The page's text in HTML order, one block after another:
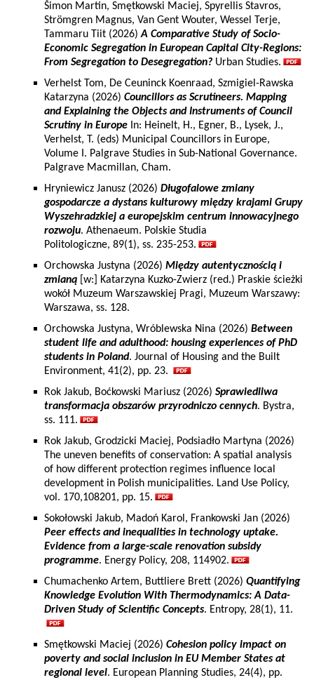
Šimon Martin, Smętkowski Maciej, Spyrellis Stavros,
Strömgren Magnus, Van Gent Wouter, Wessel Terje,
Tammaru Tiit (2026)A Comparative Study of Socio-
Economic Segregation in European Capital City-Regions:
From Segregation to Desegregation? Urban Studies.
Verhelst Tom, De Ceuninck Koenraad, Szmigiel-Rawska
Katarzyna (2026) Councillors as Scrutineers. Mapping
and Explaining the Objects and Instruments of Council
Scrutiny in Europe In: Heinelt, H., Egner, B., Lysek, J.,
Verhelst, T. (eds) Municipal Councillors in Europe,
Volume I. Palgrave Studies in Sub-National Governance.
Palgrave Macmillan, Cham.
Hryniewicz Janusz (2026) Długofalowe zmiany
gospodarcze a dystans kulturowy między krajami Grupy
Wyszehradzkiej a europejskim centrum innowacyjnego
rozwoju. Athenaeum. Polskie Studia
Politologiczne, 89(1), ss. 235-253.
Orchowska Justyna (2026) Między autentycznością i
zmianą [w:] Katarzyna Kuzko-Zwierz (red.) Praskie ścieżki
wokół Muzeum Warszawskiej Pragi, Muzeum Warszawy:
Warszawa, ss. 128.
Orchowska Justyna, Wróblewska Nina (2026) Between
student life and adulthood: housing experiences of PhD
students in Poland. Journal of Housing and the Built
Environment, 41(2), pp. 23.
Rok Jakub, Boćkowski Mariusz (2026) Sprawiedliwa
transformacja obszarów przyrodniczo cennych. Bystra,
ss. 111.
Rok Jakub, Grodzicki Maciej, Podsiadło Martyna (2026)
The uneven benefits of conservation: A spatial analysis
of how different protection regimes influence local
development in Polish municipalities. Land Use Policy,
vol. 170,108201, pp. 15.
Sokołowski Jakub, Madoń Karol, Frankowski Jan (2026)
Peer effects and inequalities in technology uptake.
Evidence from a large-scale renovation subsidy
programme. Energy Policy, 208, 114902.
Chumachenko Artem, Buttliere Brett (2026) Quantifying
Knowledge Evolution With Thermodynamics: A Data-
Driven Study of Scientific Concepts. Entropy, 28(1), 11.
Smętkowski Maciej (2026) Cohesion policy impact on
poverty and social inclusion in EU Member States at
regional level. European Planning Studies, 24(4), pp.